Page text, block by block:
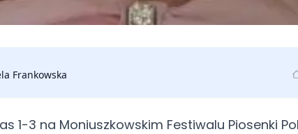
Frankowska
1-3 na Moniuszkowskim Festiwalu Piosenki